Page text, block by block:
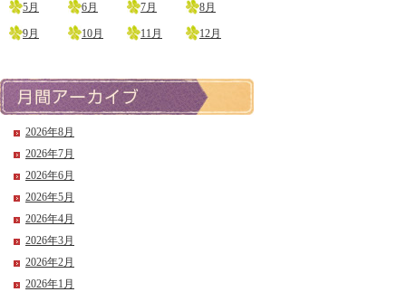
5月 6月 7月 8月
9月 10月 11月 12月
2026年8月
2026年7月
2026年6月
2026年5月
2026年4月
2026年3月
2026年2月
2026年1月